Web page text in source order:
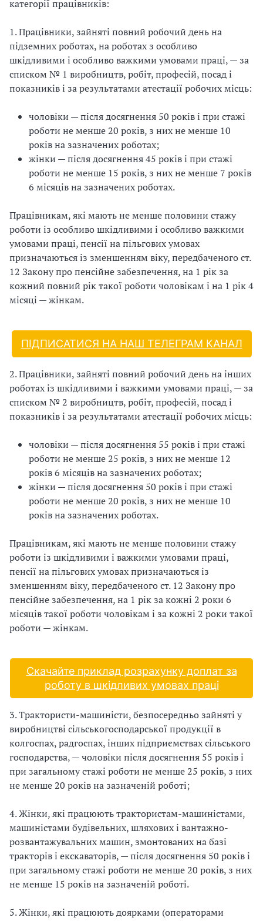
категорії працівників:
1. Працівники, зайняті повний робочий день на
підземних роботах, на роботах з особливо
шкідливими і особливо важкими умовами праці, — за
списком № 1 виробництв, робіт, професій, посад і
показників і за результатами атестації робочих місць:
чоловіки — після досягнення 50 років і при стажі
роботи не менше 20 років, з них не менше 10
років на зазначених роботах;
жінки — після досягнення 45 років і при стажі
роботи не менше 15 років, з них не менше 7 років
6 місяців на зазначених роботах.
Працівникам, які мають не менше половини стажу
роботи із особливо шкідливими і особливо важкими
умовами праці, пенсії на пільгових умовах
призначаються із зменшенням віку, передбаченого ст.
12 Закону про пенсійне забезпечення, на 1 рік за
кожний повний рік такої роботи чоловікам і на 1 рік 4
місяці — жінкам.
ПІДПИСАТИСЯ НА НАШ ТЕЛЕГРАМ КАНАЛ
2. Працівники, зайняті повний робочий день на інших
роботах із шкідливими і важкими умовами праці, — за
списком № 2 виробництв, робіт, професій, посад і
показників і за результатами атестації робочих місць:
чоловіки — після досягнення 55 років і при стажі
роботи не менше 25 років, з них не менше 12
років 6 місяців на зазначених роботах;
жінки — після досягнення 50 років і при стажі
роботи не менше 20 років, з них не менше 10
років на зазначених роботах.
Працівникам, які мають не менше половини стажу
роботи із шкідливими і важкими умовами праці,
пенсії на пільгових умовах призначаються із
зменшенням віку, передбаченого ст. 12 Закону про
пенсійне забезпечення, на 1 рік за кожні 2 роки 6
місяців такої роботи чоловікам і за кожні 2 роки такої
роботи — жінкам.
Скачайте приклад розрахунку доплат за
роботу в шкідливих умовах праці
3. Трактористи-машиністи, безпосередньо зайняті у
виробництві сільськогосподарської продукції в
колгоспах, радгоспах, інших підприємствах сільського
господарства, — чоловіки після досягнення 55 років і
при загальному стажі роботи не менше 25 років, з них
не менше 20 років на зазначеній роботі;
4. Жінки, які працюють трактористам-машиністами,
машиністами будівельних, шляхових і вантажно-
розвантажувальних машин, змонтованих на базі
тракторів і екскаваторів, — після досягнення 50 років і
при загальному стажі роботи не менше 20 років, з них
не менше 15 років на зазначеній роботі.
5. Жінки, які працюють доярками (операторами